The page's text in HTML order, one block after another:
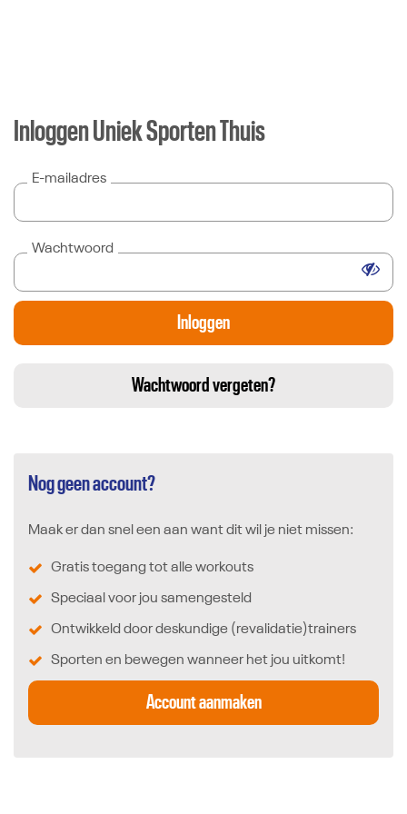
Direct door naar content
Inloggen Uniek Sporten Thuis
E-mailadres
Wachtwoord
Wachtwoord vergeten?
Nog geen account?
Maak er dan snel een aan want dit wil je niet missen:
Gratis toegang tot alle workouts
Speciaal voor jou samengesteld
Ontwikkeld door deskundige (revalidatie)trainers
Sporten en bewegen wanneer het jou uitkomt!
Account aanmaken